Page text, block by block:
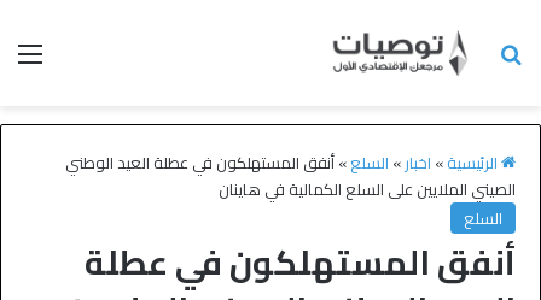
الرئيسية» اخبار» السلع»أنفق المستهلكون في عطلة العيد الوطني
الصيني الملايين على السلع الكمالية في هاينان
السلع
أنفق المستهلكون في عطلة